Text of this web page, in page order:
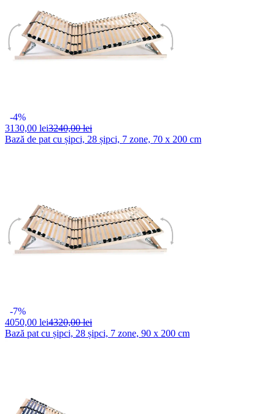
-4%
3130,00 lei3240,00 lei
Bază de pat cu șipci, 28 șipci, 7 zone, 70 x 200 cm
-7%
4050,00 lei4320,00 lei
Bază pat cu șipci, 28 șipci, 7 zone, 90 x 200 cm